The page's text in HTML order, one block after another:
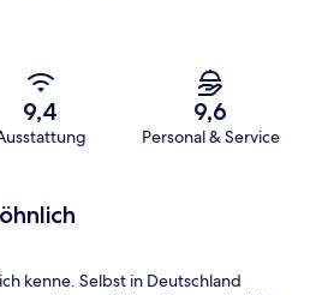
9,4 9,6
Personal & Service
kenne. Selbst in Deutschland